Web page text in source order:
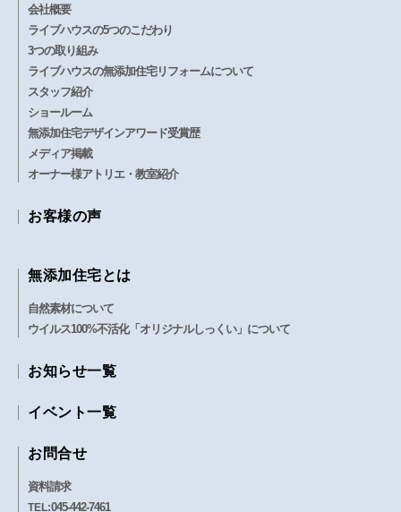
会社概要
ライブハウスの5つのこだわり
3つの取り組み
ライブハウスの無添加住宅リフォームについて
スタッフ紹介
ショールーム
無添加住宅デザインアワード受賞歴
メディア掲載
オーナー様アトリエ・教室紹介
お客様の声
無添加住宅とは
自然素材について
ウイルス100%不活化「オリジナルしっくい」について
お知らせ一覧
イベント一覧
お問合せ
資料請求
TEL:045-442-7461